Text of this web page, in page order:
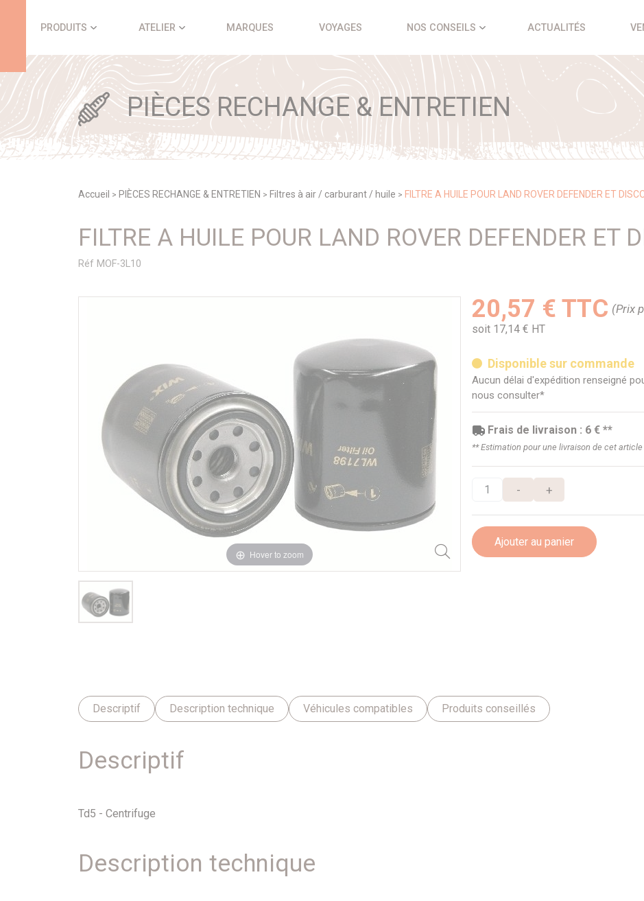
PRODUITS ATELIER MARQUES VOYAGES NOS CONSEILS ACTUALITÉS
PIÈCES RECHANGE & ENTRETIEN
Accueil > PIÈCES RECHANGE & ENTRETIEN > Filtres à air / carburant / huile > FILTRE A HUILE POUR LAND ROVER DEFENDER ET
FILTRE A HUILE POUR LAND ROVER DEFENDER ET
Réf MOF-3L10
Hover to zoom
20,57 € TTC (Prix
soit 17,14 € HT
Disponible sur commande
Aucun délai d'expédition renseigné
nous consulter*
Frais de livraison : 6 € **
** Estimation pour une livraison de cet
- +
Ajouter au panier
Descriptif Description technique Véhicules compatibles Produits conseillés
Descriptif
Td5 - Centrifuge
Description technique